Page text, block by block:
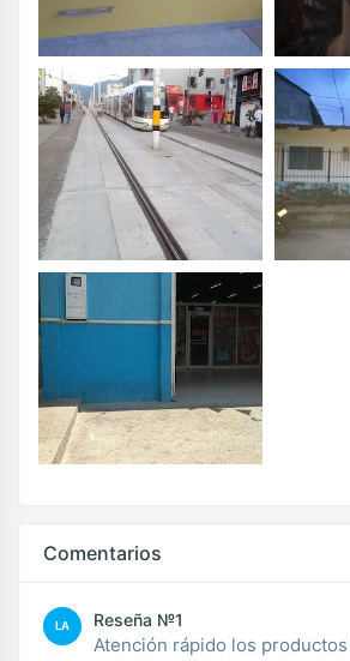
Comentarios
LA Reseña №1
Atención rápido los productos bien